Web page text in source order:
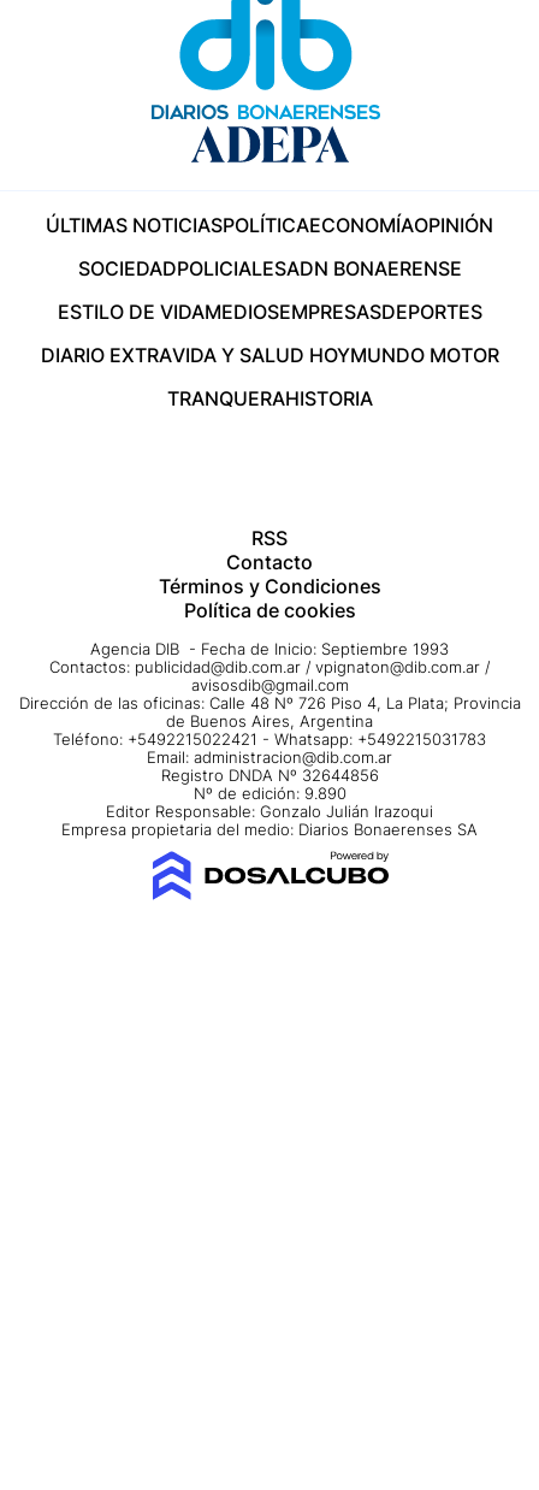
ÚLTIMAS NOTICIASPOLÍTICAECONOMÍAOPINIÓN
SOCIEDADPOLICIALESADN BONAERENSE
ESTILO DE VIDAMEDIOSEMPRESASDEPORTES
DIARIO EXTRAVIDA Y SALUD HOYMUNDO MOTOR
TRANQUERAHISTORIA
RSS
Contacto
Términos y Condiciones
Política de cookies
Agencia DIB - Fecha de Inicio: Septiembre 1993
Contactos: publicidad@dib.com.ar / vpignaton@dib.com.ar /
avisosdib@gmail.com
Dirección de las oficinas: Calle 48 Nº 726 Piso 4, La Plata; Provincia
de Buenos Aires, Argentina
Teléfono: +5492215022421 - Whatsapp: +5492215031783
Email: administracion@dib.com.ar
Registro DNDA Nº 32644856
Nº de edición: 9.890
Editor Responsable: Gonzalo Julián Irazoqui
Empresa propietaria del medio: Diarios Bonaerenses SA